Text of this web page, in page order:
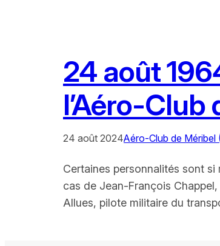
24 août
l’Aéro-
24 août 2024Aéro-Club de Méribel
Certaines personnalités sont si
cas de Jean-François
Allues, pilote militaire du